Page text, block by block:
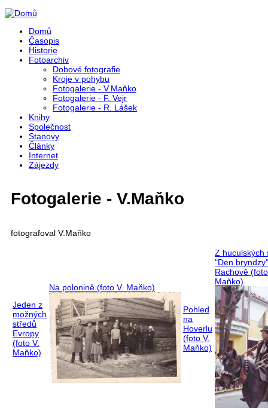
Přejít k hlavnímu obsahu
Domů
Časopis
Historie
Fotoarchiv
Dobové fotografie
Kroje v pohybu
Fotogalerie - V.Maňko
Fotogalerie - F. Vejr
Fotogalerie - R. Lášek
Knihy
Společnost
Stanovy
Články
Internet
Zájezdy
Fotogalerie - V.Maňko
fotografoval V.Maňko
Jeden z
možných
středů
Evropy
(foto V.
Maňko)
Na polonině (foto V. Maňko)
Pohled
na
Hoverlu
(foto V.
Maňko)
Z huculských
"Den
Rachově
Maňko)